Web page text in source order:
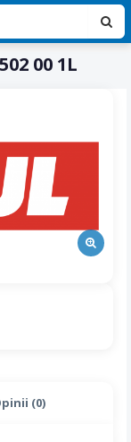
00 1L
(0)